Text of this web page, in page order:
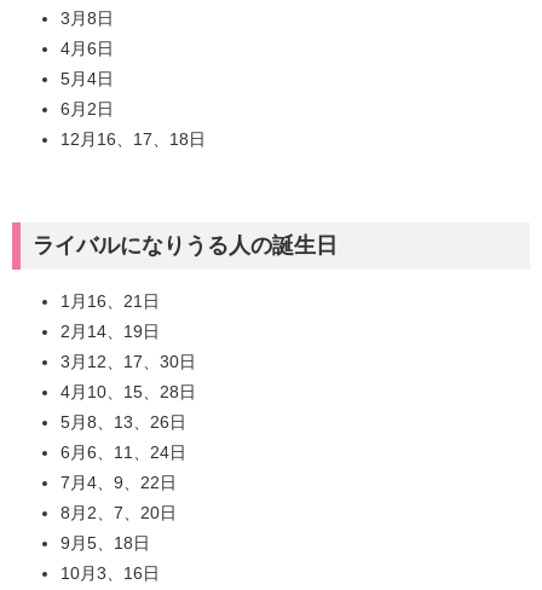
3月8日
4月6日
5月4日
6月2日
12月16、17、18日
ライバルになりうる人の誕生日
1月16、21日
2月14、19日
3月12、17、30日
4月10、15、28日
5月8、13、26日
6月6、11、24日
7月4、9、22日
8月2、7、20日
9月5、18日
10月3、16日